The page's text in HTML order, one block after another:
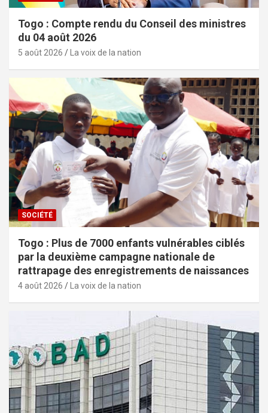
Togo : Compte rendu du Conseil des ministres
du 04 août 2026
5 août 2026 La voix de la nation
SOCIÉTÉ
Togo : Plus de 7000 enfants vulnérables ciblés
par la deuxième campagne nationale de
rattrapage des enregistrements de naissances
4 août 2026 La voix de la nation